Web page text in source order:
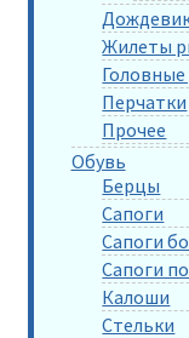
Жилеты
Перчатки
Прочее
Обувь
Берцы
Сапоги
Сапоги
Сапоги
Калоши
Стельки